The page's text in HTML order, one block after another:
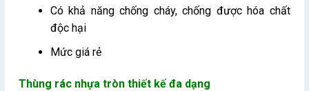
Có khả năng chống cháy, chống được hóa chất
độc hại
Mức giá rẻ
Thùng rác nhựa tròn thiết kế đa dạng